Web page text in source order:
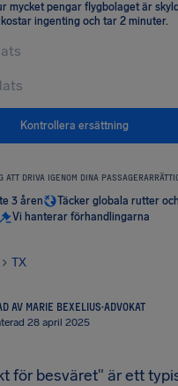
mycket pengar flygbolaget är
kostar ingenting och tar 2 minuter.
Kontrollera ersättning
ATT DRIVA IGENOM DINA
3 åren
Täcker globala rutter
Vi hanterar förhandlingarna
TX
AV MARIE BEXELIUS·ADVOKAT
28 april 2025
för besväret" är ett